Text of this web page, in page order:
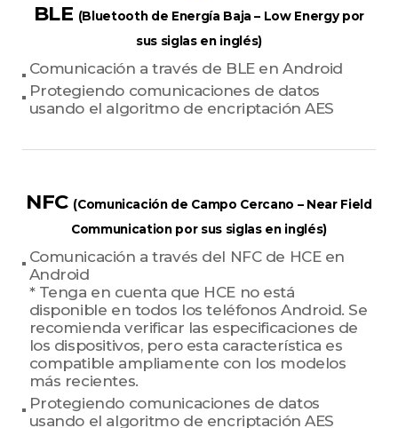
BLE (Bluetooth de Energía Baja – Low Energy por
sus siglas en inglés)
Comunicación a través de BLE en Android
Protegiendo comunicaciones de datos
usando el algoritmo de encriptación AES
NFC (Comunicación de Campo Cercano – Near Field
Communication por sus siglas en inglés)
Comunicación a través del NFC de HCE en
Android
* Tenga en cuenta que HCE no está
disponible en todos los teléfonos Android. Se
recomienda verificar las especificaciones de
los dispositivos, pero esta característica es
compatible ampliamente con los modelos
más recientes.
Protegiendo comunicaciones de datos
usando el algoritmo de encriptación AES